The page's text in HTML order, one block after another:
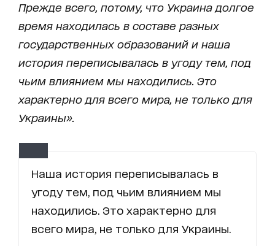
Прежде всего, потому, что Украина долгое
время находилась в составе разных
государственных образований и наша
история переписывалась в угоду тем, под
чьим влиянием мы находились. Это
характерно для всего мира, не только для
Украины».
Наша история переписывалась в
угоду тем, под чьим влиянием мы
находились. Это характерно для
всего мира, не только для Украины.